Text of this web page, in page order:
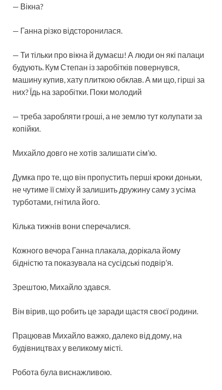
— Вікна?
— Ганна різко відсторонилася.
— Ти тільки про вікна й думаєш! А люди он які палаци
будують. Кум Степан із заробітків повернувся,
машину купив, хату плиткою обклав. А ми що, гірші за
них? Їдь на заробітки. Поки молодий
— треба заробляти гроші, а не землю тут колупати за
копійки.
Михайло довго не хотів залишати сім’ю.
Думка про те, що він пропустить перші кроки доньки,
не чутиме її сміху й залишить дружину саму з усіма
турботами, гнітила його.
Кілька тижнів вони сперечалися.
Кожного вечора Ганна плакала, дорікала йому
бідністю та показувала на сусідські подвір’я.
Зрештою, Михайло здався.
Він вірив, що робить це заради щастя своєї родини.
Працював Михайло важко, далеко від дому, на
будівництвах у великому місті.
Робота була виснажливою.